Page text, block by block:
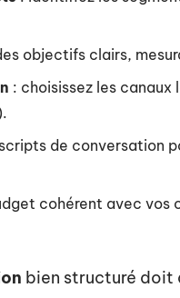
objectifs clairs,
: choisissez les
de conversation
cohérent avec vos
bien structuré doit